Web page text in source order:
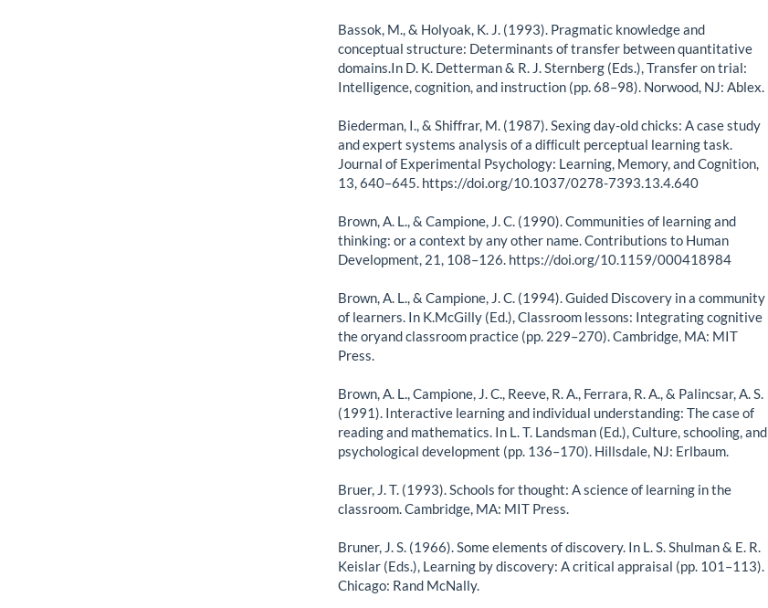
Bassok, M., & Holyoak, K. J. (1993). Pragmatic knowledge and
conceptual structure: Determinants of transfer between quantitative
domains.In D. K. Detterman & R. J. Sternberg (Eds.), Transfer on trial:
Intelligence, cognition, and instruction (pp. 68–98). Norwood, NJ: Ablex.
Biederman, I., & Shiffrar, M. (1987). Sexing day-old chicks: A case study
and expert systems analysis of a difﬁcult perceptual learning task.
Journal of Experimental Psychology: Learning, Memory, and Cognition,
13, 640–645. https://doi.org/10.1037/0278-7393.13.4.640
Brown, A. L., & Campione, J. C. (1990). Communities of learning and
thinking: or a context by any other name. Contributions to Human
Development, 21, 108–126. https://doi.org/10.1159/000418984
Brown, A. L., & Campione, J. C. (1994). Guided Discovery in a community
of learners. In K.McGilly (Ed.), Classroom lessons: Integrating cognitive
the oryand classroom practice (pp. 229–270). Cambridge, MA: MIT
Press.
Brown, A. L., Campione, J. C., Reeve, R. A., Ferrara, R. A., & Palincsar, A. S.
(1991). Interactive learning and individual understanding: The case of
reading and mathematics. In L. T. Landsman (Ed.), Culture, schooling, and
psychological development (pp. 136–170). Hillsdale, NJ: Erlbaum.
Bruer, J. T. (1993). Schools for thought: A science of learning in the
classroom. Cambridge, MA: MIT Press.
Bruner, J. S. (1966). Some elements of discovery. In L. S. Shulman & E. R.
Keislar (Eds.), Learning by discovery: A critical appraisal (pp. 101–113).
Chicago: Rand McNally.